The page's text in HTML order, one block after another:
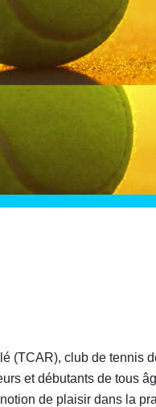
(TCAR), club de tennis
et débutants de tous
de plaisir dans la